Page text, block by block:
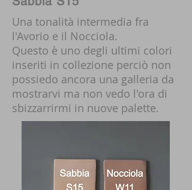
Una tonalità intermedia fra
l'Avorio e il Nocciola.
Questo è uno degli ultimi colori
inseriti in collezione perciò non
possiedo ancora una galleria da
mostrarvi ma non vedo l'ora di
sbizzarrirmi in nuove palette.